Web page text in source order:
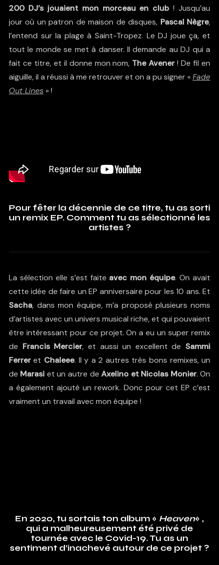
200 DJ’s jouaient mon morceau en club ! Jusqu’au
jour où un patron de maison de disques, Pascal Nègre,
l’entend sur la plage à Saint-Tropez. Le DJ joue ça, et
tout le monde se met à danser. Il demande au DJ qui a
fait ce titre, et il donne mon nom, The Avener! De fil en
aiguille, il a réussi à me retrouver et on a pu signer «Fade
Out Lines » !
Pour fêter la décennie de ce titre, tu as sorti
un remix EP. Comment tu as sélectionné les
artistes ?
La sélection elle s’est faite avec mon équipe. On avait
cette idée de faire un EP anniversaire pour les 10 ans. Et
Sacha, dans mon équipe, m’a proposé plusieurs noms
d’artistes avec un univers musical riche, et qui pouvaient
être intéressant pour ce projet. On a eu un super remix
de Francis Mercier, et aussi un excellent de Sammi
Ferreret Chaleee. Il y a 2 autres très bons remixes, un
de Marasi et un autre deAxelino et Nicolas Monier. On
a également ajouté un rework. Donc pour cet EP c’est
vraiment un travail avec mon équipe !
En 2020, tu sortais ton album « Heaven« ,
qui a malheureusement été privé de
tournée avec le Covid-19. Tu as un
sentiment d’inachevé autour de ce projet ?